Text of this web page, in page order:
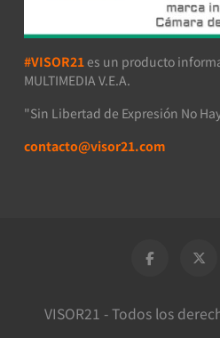
#VISOR21 es un producto
MULTIMEDIA V.E.A.
"Sin Libertad de Expresión No
contacto@visor21.com
VISOR21 - Todos los